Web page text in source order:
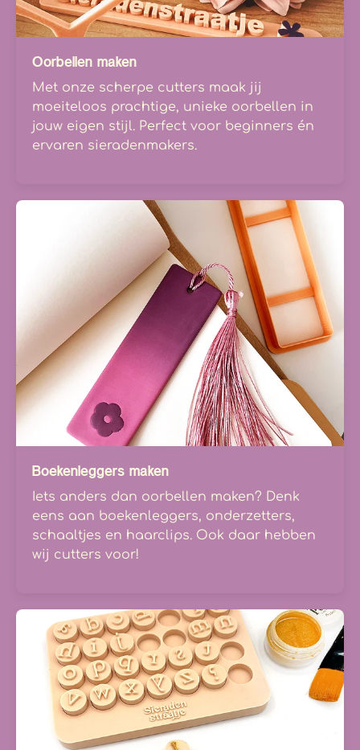
Oorbellen maken
Met onze scherpe cutters maak jij
moeiteloos prachtige, unieke oorbellen in
jouw eigen stijl. Perfect voor beginners én
ervaren sieradenmakers.
Boekenleggers maken
Iets anders dan oorbellen maken? Denk
eens aan boekenleggers, onderzetters,
schaaltjes en haarclips. Ook daar hebben
wij cutters voor!